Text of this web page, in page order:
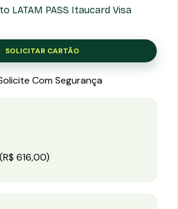
LATAM PASS Itaucard Visa
SOLICITAR CARTÃO
Com Segurança
616,00)